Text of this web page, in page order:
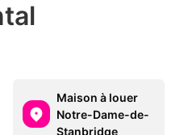
Maison à louer
Notre-Dame-de-
Stanbridge